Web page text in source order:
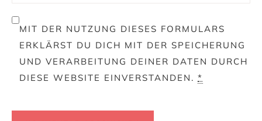
MIT DER NUTZUNG DIESES FORMULARS
ERKLÄRST DU DICH MIT DER SPEICHERUNG
UND VERARBEITUNG DEINER DATEN DURCH
DIESE WEBSITE EINVERSTANDEN. *